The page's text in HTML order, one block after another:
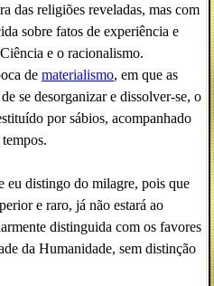
das religiões reveladas, mas com
sobre fatos de experiência e
e o racionalismo.
de materialismo, em que as
se desorganizar e dissolver-se, o
por sábios, acompanhado
eu distingo do milagre, pois que
e raro, já não estará ao
distinguida com os favores
da Humanidade, sem distinção